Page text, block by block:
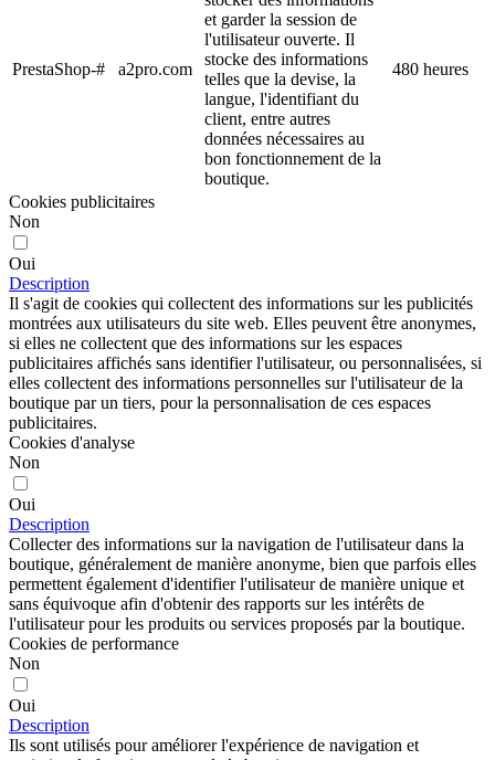
PrestaShop-# a2pro.com
et garder la session de
l'utilisateur ouverte. Il
stocke des informations
telles que la devise, la
langue, l'identifiant du
client, entre autres
données nécessaires au
bon fonctionnement de la
boutique.
480 heures
Cookies publicitaires
Non
Oui
Description
Il s'agit de cookies qui collectent des informations sur les publicités
montrées aux utilisateurs du site web. Elles peuvent être anonymes,
si elles ne collectent que des informations sur les espaces
publicitaires affichés sans identifier l'utilisateur, ou personnalisées, si
elles collectent des informations personnelles sur l'utilisateur de la
boutique par un tiers, pour la personnalisation de ces espaces
publicitaires.
Cookies d'analyse
Non
Oui
Description
Collecter des informations sur la navigation de l'utilisateur dans la
boutique, généralement de manière anonyme, bien que parfois elles
permettent également d'identifier l'utilisateur de manière unique et
sans équivoque afin d'obtenir des rapports sur les intérêts de
l'utilisateur pour les produits ou services proposés par la boutique.
Cookies de performance
Non
Oui
Description
Ils sont utilisés pour améliorer l'expérience de navigation et